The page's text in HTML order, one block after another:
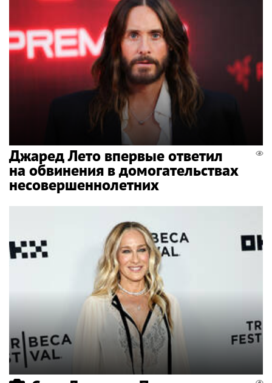
Джаред Лето впервые ответил
на обвинения в домогательствах
несовершеннолетних